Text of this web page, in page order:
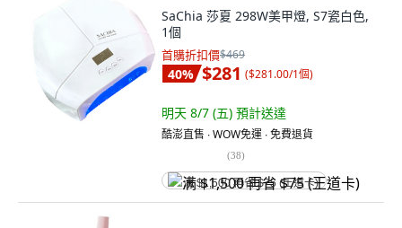
SaChia 莎夏 298W美甲燈, S7瓷白色,
1個
首購折扣價$469
40% $281 ($281.00/1個)
明天 8/7 (五) 預計送達
酷澎直售 ∙ WOW免運 ∙ 免費退貨
(38)
满 $1,500 再省 $75 (王道卡)